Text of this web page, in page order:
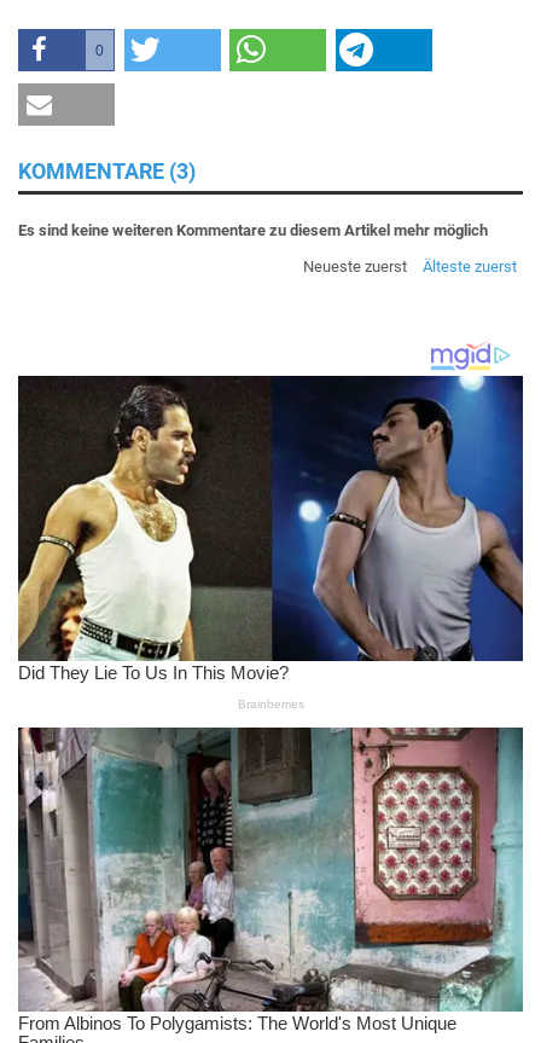
0
KOMMENTARE (3)
Es sind keine weiteren Kommentare zu diesem Artikel mehr möglich
Neueste zuerst
Älteste zuerst